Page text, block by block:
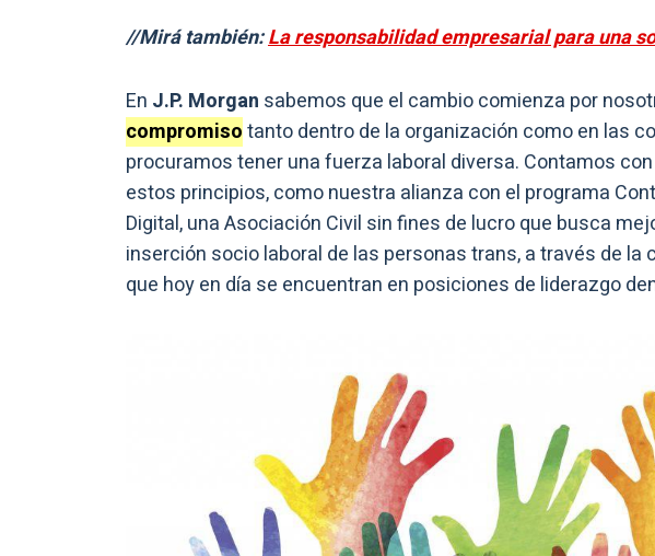
//Mirá también:La responsabilidad empresarial para una
En J.P. Morgan sabemos que el cambio comienza por
compromisotanto dentro de la organización como en las
procuramos tener una fuerza laboral diversa. Contamos
estos principios, como nuestra alianza con el programa
Digital, una Asociación Civil sin fines de lucro que busca
inserción socio laboral de las personas trans, a través de
que hoy en día se encuentran en posiciones de liderazgo